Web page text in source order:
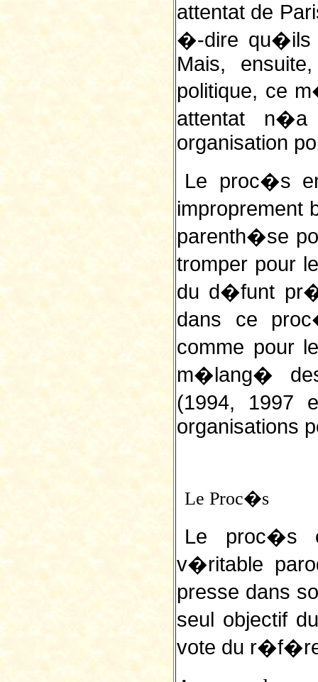
attentat de
�-dire
Mais,
politique, ce
attentat
organisation
Le proc�s
improprement
parenth�se
tromper pour
du d�funt
dans ce
comme pour
m�lang�
(1994, 1997
organisations
Le Proc�s
Le proc�s
v�ritable
presse dans
seul objectif
vote du